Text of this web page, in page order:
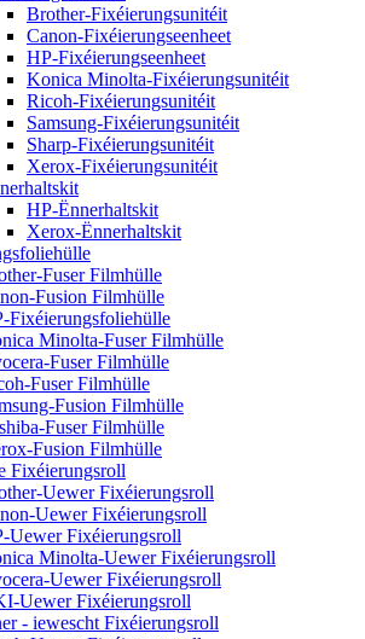
Brother-Fixéierungsunitéit
Canon-Fixéierungseenheet
HP-Fixéierungseenheet
Konica Minolta-Fixéierungsunitéit
Ricoh-Fixéierungsunitéit
Samsung-Fixéierungsunitéit
Sharp-Fixéierungsunitéit
Xerox-Fixéierungsunitéit
HP-Ënnerhaltskit
Xerox-Ënnerhaltskit
Fuser Filmhülle
Fusion Filmhülle
Fixéierungsfoliehülle
Minolta-Fuser Filmhülle
Fuser Filmhülle
Fuser Filmhülle
Fusion Filmhülle
Fuser Filmhülle
Fusion Filmhülle
Fixéierungsroll
Uewer Fixéierungsroll
Uewer Fixéierungsroll
Uewer Fixéierungsroll
Minolta-Uewer Fixéierungsroll
Uewer Fixéierungsroll
Uewer Fixéierungsroll
- iewescht Fixéierungsroll